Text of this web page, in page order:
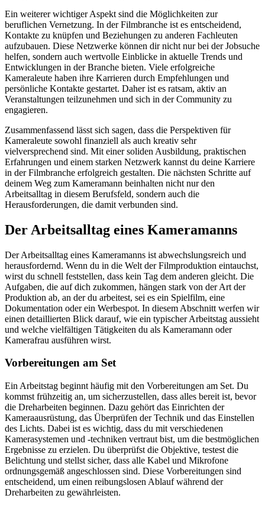
Ein weiterer wichtiger Aspekt sind die Möglichkeiten zur
beruflichen Vernetzung. In der Filmbranche ist es entscheidend,
Kontakte zu knüpfen und Beziehungen zu anderen Fachleuten
aufzubauen. Diese Netzwerke können dir nicht nur bei der Jobsuche
helfen, sondern auch wertvolle Einblicke in aktuelle Trends und
Entwicklungen in der Branche bieten. Viele erfolgreiche
Kameraleute haben ihre Karrieren durch Empfehlungen und
persönliche Kontakte gestartet. Daher ist es ratsam, aktiv an
Veranstaltungen teilzunehmen und sich in der Community zu
engagieren.
Zusammenfassend lässt sich sagen, dass die Perspektiven für
Kameraleute sowohl finanziell als auch kreativ sehr
vielversprechend sind. Mit einer soliden Ausbildung, praktischen
Erfahrungen und einem starken Netzwerk kannst du deine Karriere
in der Filmbranche erfolgreich gestalten. Die nächsten Schritte auf
deinem Weg zum Kameramann beinhalten nicht nur den
Arbeitsalltag in diesem Berufsfeld, sondern auch die
Herausforderungen, die damit verbunden sind.
Der Arbeitsalltag eines Kameramanns
Der Arbeitsalltag eines Kameramanns ist abwechslungsreich und
herausfordernd. Wenn du in die Welt der Filmproduktion eintauchst,
wirst du schnell feststellen, dass kein Tag dem anderen gleicht. Die
Aufgaben, die auf dich zukommen, hängen stark von der Art der
Produktion ab, an der du arbeitest, sei es ein Spielfilm, eine
Dokumentation oder ein Werbespot. In diesem Abschnitt werfen wir
einen detaillierten Blick darauf, wie ein typischer Arbeitstag aussieht
und welche vielfältigen Tätigkeiten du als Kameramann oder
Kamerafrau ausführen wirst.
Vorbereitungen am Set
Ein Arbeitstag beginnt häufig mit den Vorbereitungen am Set. Du
kommst frühzeitig an, um sicherzustellen, dass alles bereit ist, bevor
die Dreharbeiten beginnen. Dazu gehört das Einrichten der
Kameraausrüstung, das Überprüfen der Technik und das Einstellen
des Lichts. Dabei ist es wichtig, dass du mit verschiedenen
Kamerasystemen und -techniken vertraut bist, um die bestmöglichen
Ergebnisse zu erzielen. Du überprüfst die Objektive, testest die
Belichtung und stellst sicher, dass alle Kabel und Mikrofone
ordnungsgemäß angeschlossen sind. Diese Vorbereitungen sind
entscheidend, um einen reibungslosen Ablauf während der
Dreharbeiten zu gewährleisten.